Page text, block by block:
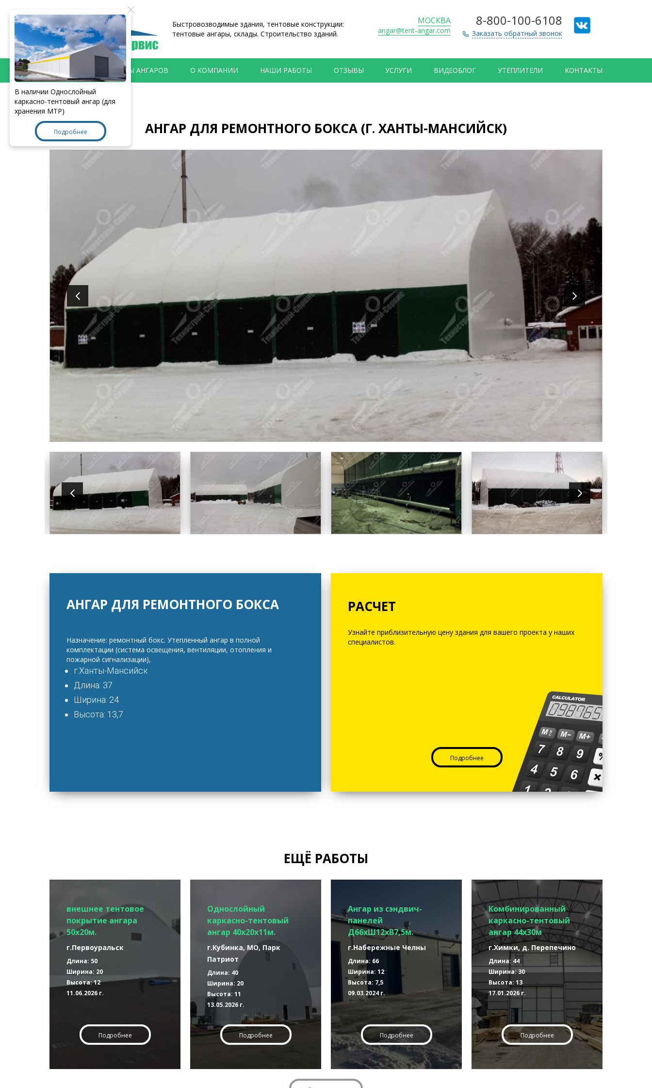
Быстровозводимые здания, тентовые конструкции:
тентовые ангары, склады. Строительство зданий.
МОСКВА
angar@tent-angar.com
8-800-100-6108
Заказать обратный звонок
ТИПЫ АНГАРОВ О КОМПАНИИ НАШИ РАБОТЫ ОТЗЫВЫ УСЛУГИ ВИДЕОБЛОГ УТЕПЛИТЕЛИ КОНТАКТЫ
Главная > Наши работы
АНГАР ДЛЯ РЕМОНТНОГО БОКСА (Г. ХАНТЫ-МАНСИЙСК)
АНГАР ДЛЯ РЕМОНТНОГО БОКСА
Назначение: ремонтный бокс. Утепленный ангар в полной
комплектации (система освещения, вентиляции, отопления и
пожарной сигнализации),
г.Ханты-Мансийск
Длина: 37
Ширина: 24
Высота: 13,7
РАСЧЕТ
Узнайте приблизительную цену здания для вашего проекта у наших
специалистов.
Подробнее
ЕЩЁ РАБОТЫ
внешнее тентовое
покрытие ангара
50х20м.
г.Первоуральск
Длина: 50
Ширина: 20
Высота: 12
11.06.2026 г.
Подробнее
Однослойный
каркасно-тентовый
ангар 40х20х11м.
г.Кубинка, МО, Парк
Патриот
Длина: 40
Ширина: 20
Высота: 11
13.05.2026 г.
Подробнее
Ангар из сэндвич-
панелей
Д66хШ12хВ7,5м.
г.Набережные Челны
Длина: 66
Ширина: 12
Высота: 7,5
09.03.2024 г.
Подробнее
Комбинированный
каркасно-тентовый
ангар 44х30м
г.Химки, д. Перепечино
Длина: 44
Ширина: 30
Высота: 13
17.01.2026 г.
Подробнее
В наличии Однослойный
каркасно-тентовый ангар (для
хранения МТР)
Подробнее